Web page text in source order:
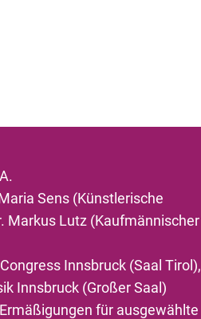
Sens (Künstlerische
Markus Lutz (Kaufmännischer
Congress Innsbruck (Saal Tirol),
Innsbruck (Großer Saal)
für ausgewählte